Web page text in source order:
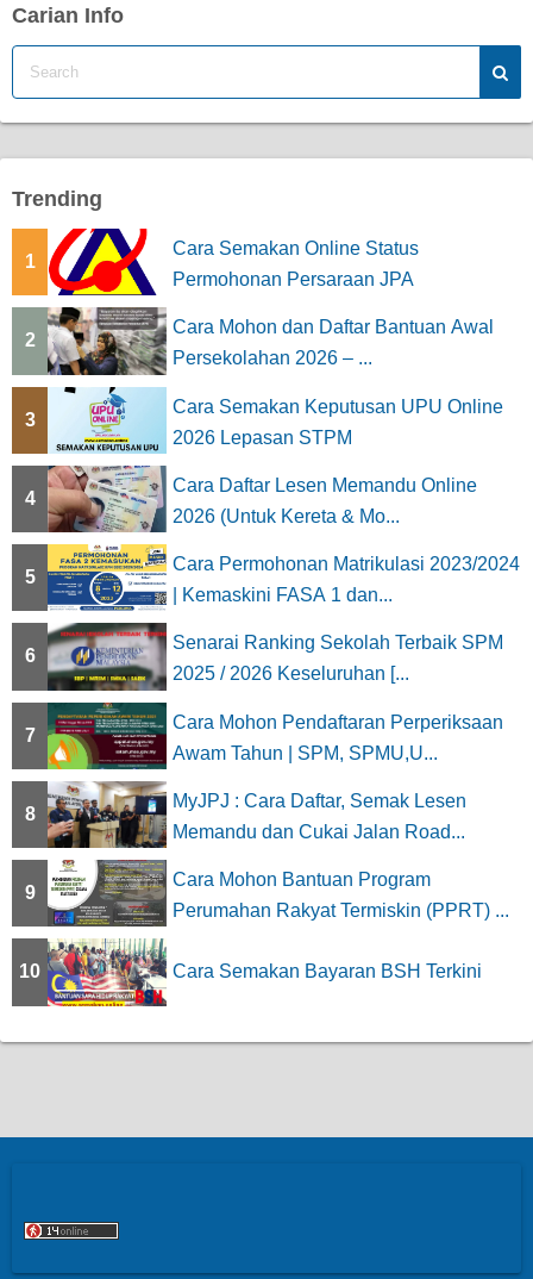
Carian Info
Trending
1
Cara Semakan Online Status
Permohonan Persaraan JPA
2
Cara Mohon dan Daftar Bantuan Awal
Persekolahan 2026 – ...
3
Cara Semakan Keputusan UPU Online
2026 Lepasan STPM
4
Cara Daftar Lesen Memandu Online
2026 (Untuk Kereta & Mo...
5
Cara Permohonan Matrikulasi 2023/2024
| Kemaskini FASA 1 dan...
6
Senarai Ranking Sekolah Terbaik SPM
2025 / 2026 Keseluruhan [...
7
Cara Mohon Pendaftaran Perperiksaan
Awam Tahun | SPM, SPMU,U...
8
MyJPJ : Cara Daftar, Semak Lesen
Memandu dan Cukai Jalan Road...
9
Cara Mohon Bantuan Program
Perumahan Rakyat Termiskin (PPRT) ...
10 Cara Semakan Bayaran BSH Terkini